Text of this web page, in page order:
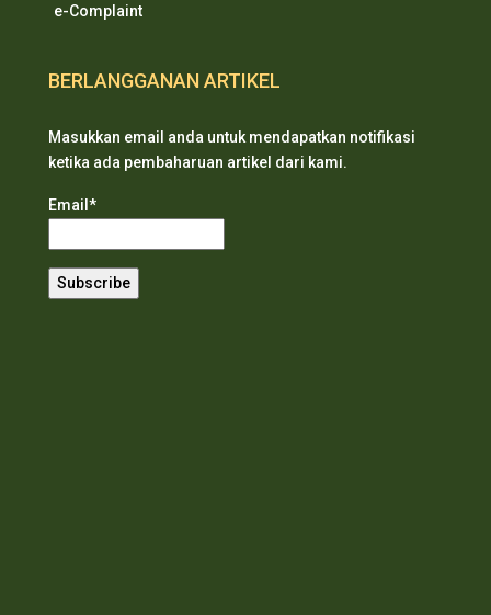
e-Complaint
BERLANGGANAN ARTIKEL
Masukkan email anda untuk mendapatkan notifikasi
ketika ada pembaharuan artikel dari kami.
Email*